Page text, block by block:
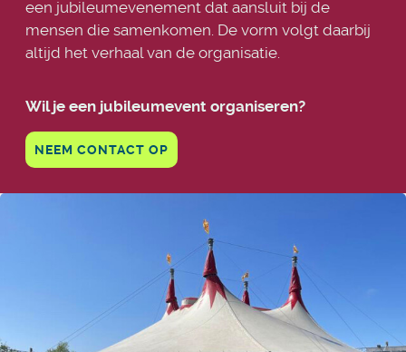
een jubileumevenement dat aansluit bij de
mensen die samenkomen. De vorm volgt daarbij
altijd het verhaal van de organisatie.
Wil je een jubileumevent organiseren?
NEEM CONTACT OP